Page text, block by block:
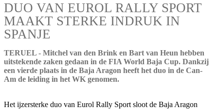
DUO VAN EUROL RALLY SPORT
MAAKT STERKE INDRUK IN
SPANJE
TERUEL - Mitchel van den Brink en Bart van Heun hebben
uitstekende zaken gedaan in de FIA World Baja Cup. Dankzij
een vierde plaats in de Baja Aragon heeft het duo in de Can-
Am de leiding in het WK genomen.
Het ijzersterke duo van Eurol Rally Sport sloot de Baja Aragon